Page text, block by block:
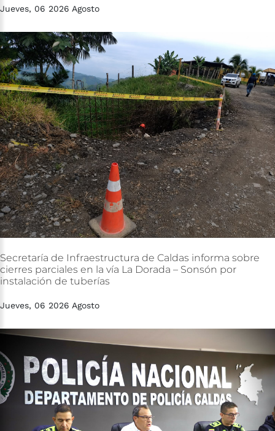
Jueves, 06 2026 Agosto
Secretaría de Infraestructura de Caldas informa sobre
cierres parciales en la vía La Dorada – Sonsón por
instalación de tuberías
Jueves, 06 2026 Agosto